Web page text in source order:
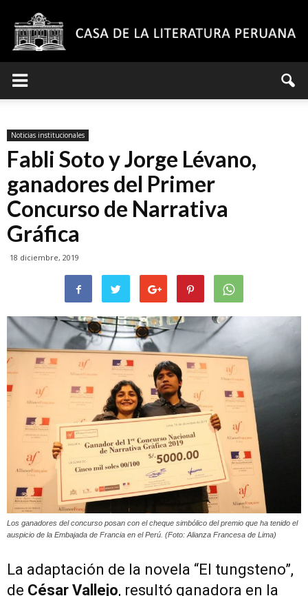
la
Literatura
Peruana
Noticias institucionales
Fabli Soto y Jorge Lévano,
ganadores del Primer
Concurso de Narrativa
Gráfica
18 diciembre, 2019
Los ganadores del concurso posan con el cheque simbólico del premio que ha tenido el
auspicio de la Embajada de Francia en el Perú. (Foto: Alianza Francesa de Lima)
La adaptación de la novela “El tungsteno”,
de César Vallejo, resultó ganadora en la